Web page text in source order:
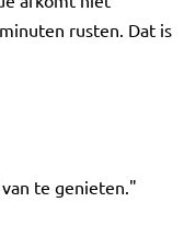
rusten. Dat is
te genieten."